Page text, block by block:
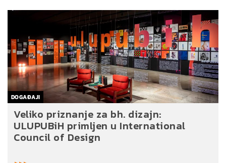
DOGAĐAJI
Veliko priznanje za bh. dizajn:
ULUPUBiH primljen u International
Council of Design